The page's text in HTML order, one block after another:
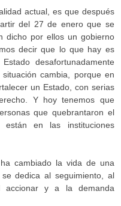
actual, es que después
del 27 de enero que se
dicho por ellos un gobierno
decir que lo que hay es
desafortunadamente
cambia, porque en
un Estado, con serias
Y hoy tenemos que
que quebrantaron el
en las instituciones
cambiado la vida de una
dedica al seguimiento, al
accionar y a la demanda